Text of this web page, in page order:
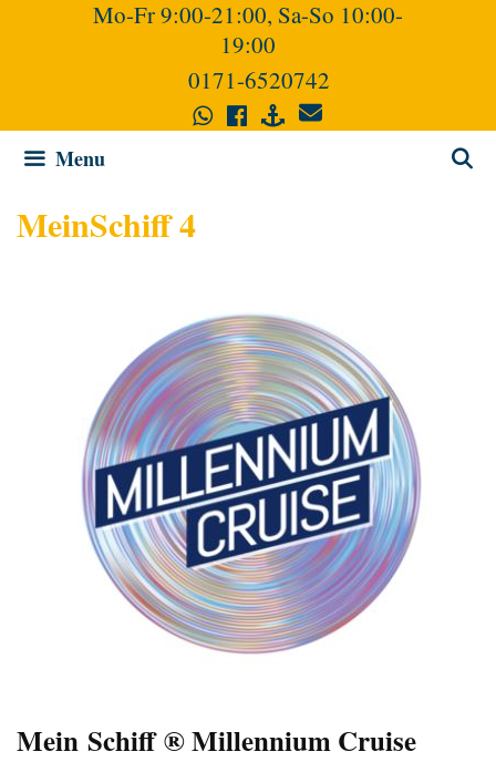
Mo-Fr 9:00-21:00, Sa-So 10:00-
19:00
0171-6520742
Menu
MeinSchiff 4
Mein Schiff ® Millennium Cruise